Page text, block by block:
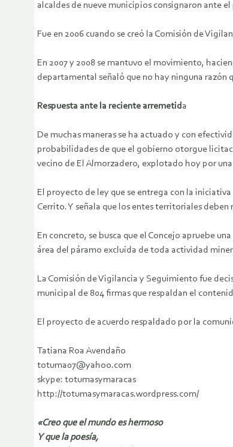
alcaldes de nueve municipios consignaron ante
Fue en 2006 cuando se creó la Comisión de
En 2007 y 2008 se mantuvo el movimiento,
departamental señaló que no hay ninguna razón
Respuesta ante la reciente arremetida
De muchas maneras se ha actuado y con
probabilidades de que el gobierno otorgue
vecino de El Almorzadero, explotado hoy por
El proyecto de ley que se entrega con la
Cerrito. Y señala que los entes territoriales
En concreto, se busca que el Concejo apruebe
área del páramo excluida de toda actividad
La Comisión de Vigilancia y Seguimiento fue
municipal de 804 firmas que respaldan el
El proyecto de acuerdo respaldado por la
Tatiana Roa Avendaño
totuma07@yahoo.com
skype: totumasymaracas
http://totumasymaracas.wordpress.com/
«Creo que el mundo es hermoso
Y que la poesía,